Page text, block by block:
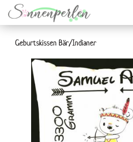
Geburtskissen Bär/Indianer